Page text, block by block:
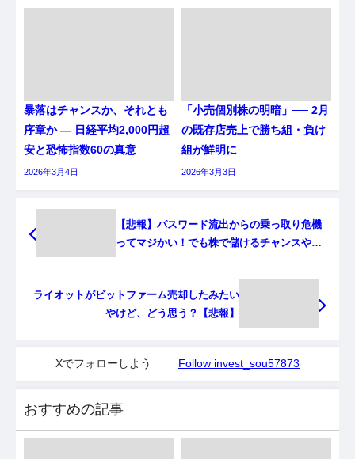
暴落はチャンスか、それとも
序章か ― 日経平均2,000円超
安と恐怖指数60の真意
2026年3月4日
「小売個別株の明暗」── 2月
の既存店売上で勝ち組・負け
組が鮮明に
2026年3月3日
【悲報】パスワード流出からの乗っ取り危機
ってマジかい！でも株で儲けるチャンスや
ライオットがビットファーム売却したみたい
やけど、どう思う？【悲報】
Xでフォローしよう Follow invest_sou57873
おすすめの記事